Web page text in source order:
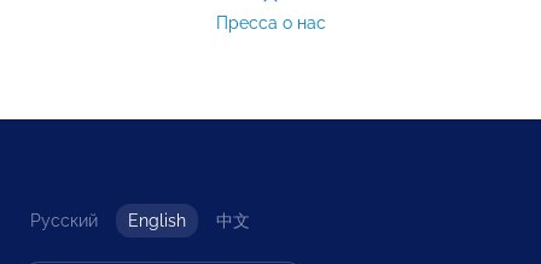
Пресса о нас
Русский English 中文